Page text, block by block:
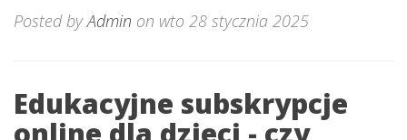
Posted byAdmin on wto 28 stycznia 2025
Edukacyjne subskrypcje